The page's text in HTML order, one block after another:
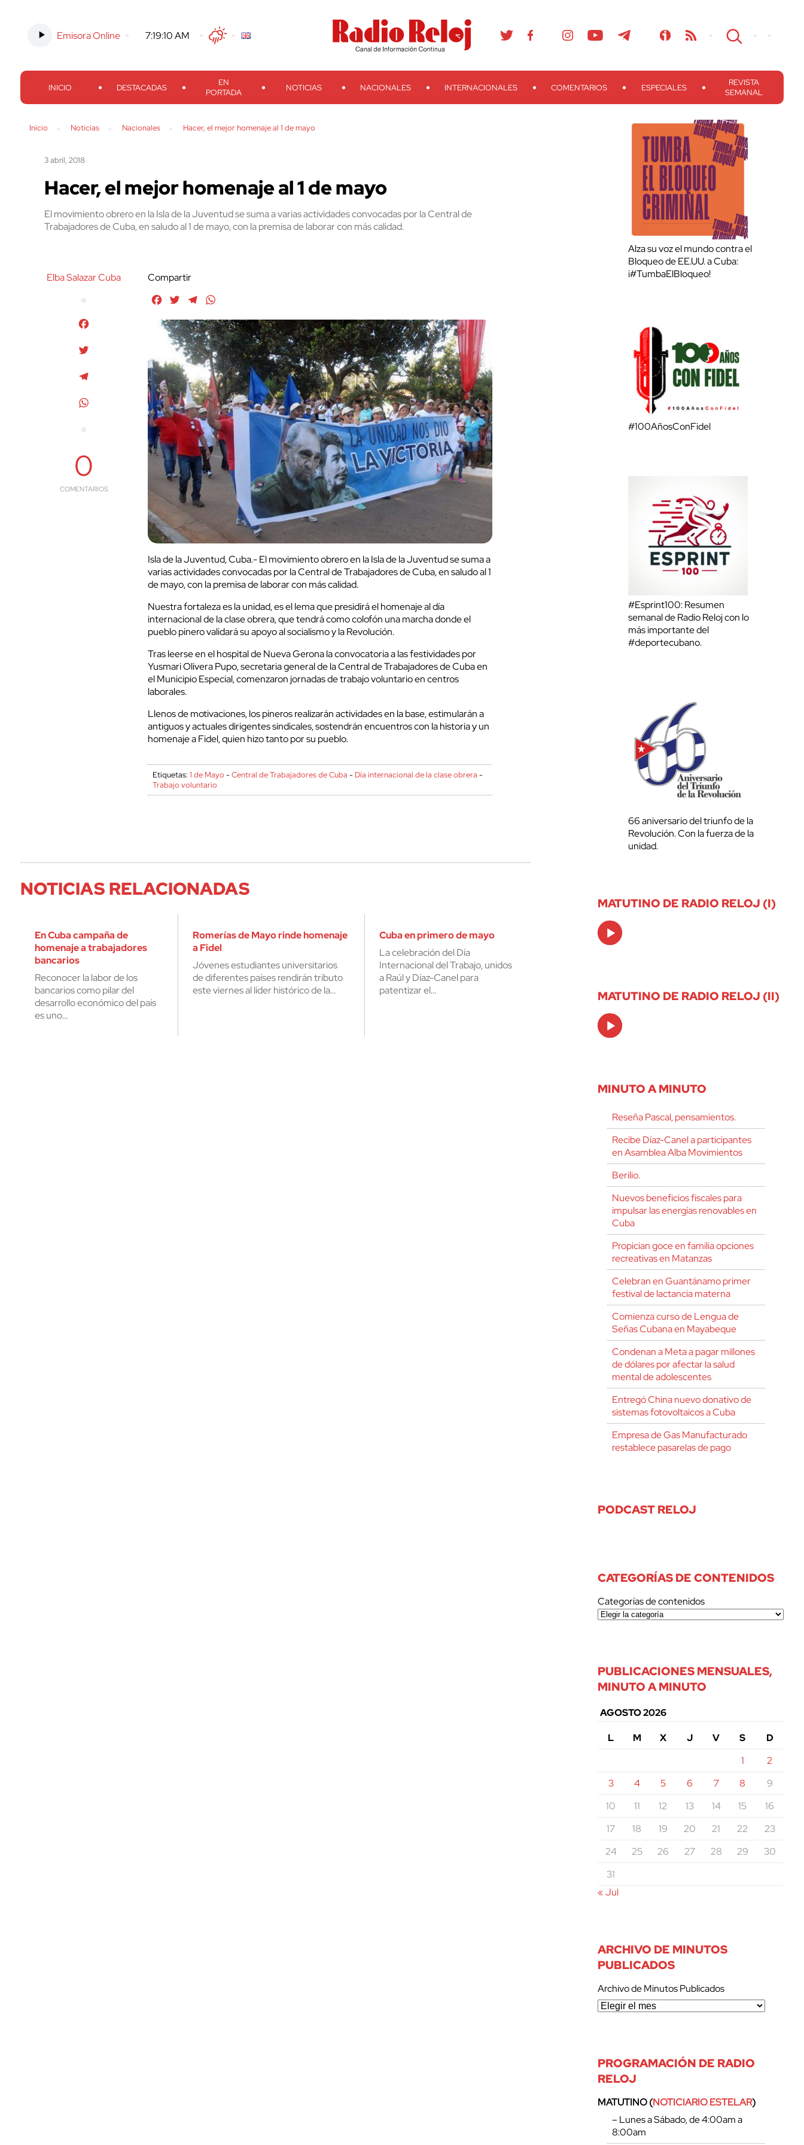
Emisora Online -7:19:11 AM TwitterFacebook
Threads
Instagram TelegramTeveo Ivoox RSS Search
INICIO DESTACADAS
EN
PORTADA
NOTICIAS NACIONALES INTERNACIONALES COMENTARIOS ESPECIALES
REVISTA
SEMANAL
Inicio Noticias Nacionales Hacer, el mejor homenaje al 1 de mayo
3 abril, 2018
Hacer, el mejor homenaje al 1 de mayo
El movimiento obrero en la Isla de la Juventud se suma a varias actividades convocadas por la Central de
Trabajadores de Cuba, en saludo al 1 de mayo, con la premisa de laborar con más calidad.
Elba Salazar Cuba
0
COMENTARIOS
Compartir
FacebookTwitterTelegram
Isla de la Juventud, Cuba.- El movimiento obrero en la Isla de la Juventud se suma a
varias actividades convocadas por la Central de Trabajadores de Cuba, en saludo al 1
de mayo, con la premisa de laborar con más calidad.
Nuestra fortaleza es la unidad, es el lema que presidirá el homenaje al día
internacional de la clase obrera, que tendrá como colofón una marcha donde el
pueblo pinero validará su apoyo al socialismo y la Revolución.
Tras leerse en el hospital de Nueva Gerona la convocatoria a las festividades por
Yusmari Olivera Pupo, secretaria general de la Central de Trabajadores de Cuba en
el Municipio Especial, comenzaron jornadas de trabajo voluntario en centros
laborales.
Llenos de motivaciones, los pineros realizarán actividades en la base, estimularán a
antiguos y actuales dirigentes sindicales, sostendrán encuentros con la historia y un
homenaje a Fidel, quien hizo tanto por su pueblo.
Etiquetas:1 de Mayo -Central de Trabajadores de Cuba - Día internacional de la clase obrera -
Trabajo voluntario
NOTICIAS RELACIONADAS
En Cuba campaña de
homenaje a trabajadores
bancarios
Reconocer la labor de los
bancarios como pilar del
desarrollo económico del país
es uno…
Romerías de Mayo rinde homenaje
a Fidel
Jóvenes estudiantes universitarios
de diferentes países rendirán tributo
este viernes al líder histórico de la…
Cuba en primero de mayo
La celebración del Día
Internacional del Trabajo, unidos
a Raúl y Díaz-Canel para
patentizar el…
Alza su voz el mundo contra el
Bloqueo de EE.UU. a Cuba:
¡#TumbaElBloqueo!
#100AñosConFidel
#Esprint100: Resumen
semanal de Radio Reloj con lo
más importante del
#deportecubano.
66 aniversario del triunfo de la
Revolución. Con la fuerza de la
unidad.
MATUTINO DE RADIO RELOJ (I)
Audio
Player
MATUTINO DE RADIO RELOJ (II)
Audio
Player
MINUTO A MINUTO
Reseña Pascal, pensamientos.
Recibe Díaz-Canel a participantes
en Asamblea Alba Movimientos
Berilio.
Nuevos beneficios fiscales para
impulsar las energías renovables en
Cuba
Propician goce en familia opciones
recreativas en Matanzas
Celebran en Guantánamo primer
festival de lactancia materna
Comienza curso de Lengua de
Señas Cubana en Mayabeque
Condenan a Meta a pagar millones
de dólares por afectar la salud
mental de adolescentes
Entregó China nuevo donativo de
sistemas fotovoltaicos a Cuba
Empresa de Gas Manufacturado
restablece pasarelas de pago
PODCAST RELOJ
CATEGORÍAS DE CONTENIDOS
Categorías de contenidos
PUBLICACIONES MENSUALES,
MINUTO A MINUTO
AGOSTO 2026
L
M X J V S
D
1
2
3
4 5 6 7 8
9
10
11 12 13 14 15
16
17
18 19 20 21 22
23
24
25 26 27 28 29
30
31
« Jul
ARCHIVO DE MINUTOS
PUBLICADOS
Archivo de Minutos Publicados
PROGRAMACIÓN DE RADIO
RELOJ
MATUTINO (NOTICIARIO ESTELAR)
– Lunes a Sábado, de 4:00am a
8:00am